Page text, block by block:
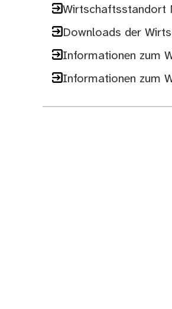
Wirtschaftsstandort
Downloads der
Informationen zum
Informationen zum